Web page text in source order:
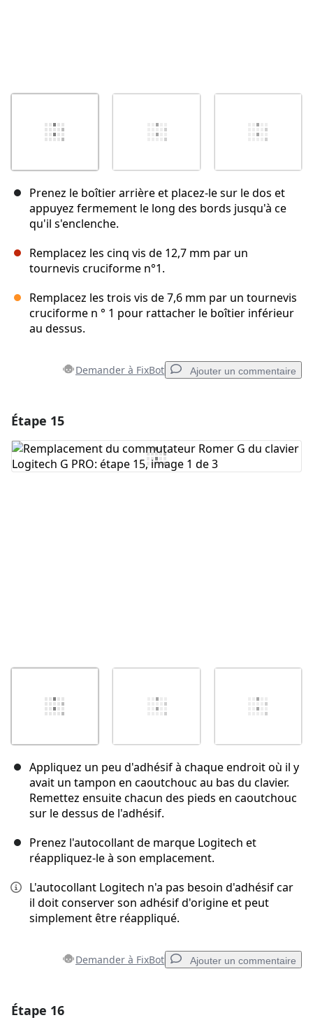
Prenez le boîtier arrière et placez-le sur le dos et
appuyez fermement le long des bords jusqu'à ce
qu'il s'enclenche.
Remplacez les cinq vis de 12,7 mm par un
tournevis cruciforme n°1.
Remplacez les trois vis de 7,6 mm par un tournevis
cruciforme n ° 1 pour rattacher le boîtier inférieur
au dessus.
Demander à FixBot Ajouter un commentaire
Ajouter un commentaire
Étape 15
Appliquez un peu d'adhésif à chaque endroit où il y
avait un tampon en caoutchouc au bas du clavier.
Remettez ensuite chacun des pieds en caoutchouc
sur le dessus de l'adhésif.
Prenez l'autocollant de marque Logitech et
réappliquez-le à son emplacement.
L'autocollant Logitech n'a pas besoin d'adhésif car
il doit conserver son adhésif d'origine et peut
simplement être réappliqué.
Demander à FixBot Ajouter un commentaire
Étape 16